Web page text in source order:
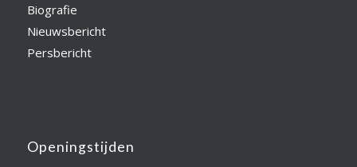
Biografie
Nieuwsbericht
Persbericht
Openingstijden